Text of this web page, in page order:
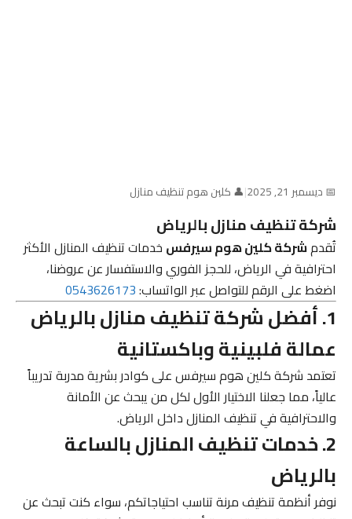
📅 ديسمبر 21, 2025 |👤 كلين هوم تنظيف منازل
شركة تنظيف منازل بالرياض
تُقدمشركة كلين هوم سيرفسخدمات تنظيف المنازل الأكثر
احترافية في الرياض، للحجز الفوري والاستفسار عن عروضنا،
اضغط على الرقم للتواصل عبر الواتساب:0543626173
1. أفضل شركة تنظيف منازل بالرياض
عمالة فلبينية وباكستانية
تعتمد شركة كلين هوم سيرفس على كوادر بشرية مدربة تدريباً
عالياً، مما جعلنا الاختيار الأول لكل من يبحث عن الأمانة
والاحترافية في تنظيف المنازل داخل الرياض.
2. خدمات تنظيف المنازل بالساعة
بالرياض
نوفر أنظمة تنظيف مرنة تناسب احتياجاتكم، سواء كنت تبحث عن